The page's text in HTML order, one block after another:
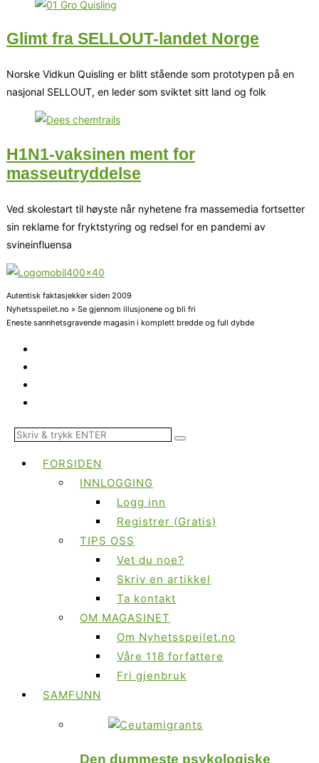
Glimt fra SELLOUT-landet Norge
Norske Vidkun Quisling er blitt stående som prototypen på en
nasjonal SELLOUT, en leder som sviktet sitt land og folk
H1N1-vaksinen ment for
masseutryddelse
Ved skolestart til høyste når nyhetene fra massemedia fortsetter
sin reklame for fryktstyring og redsel for en pandemi av
svineinfluensa
Autentisk faktasjekker siden 2009
Nyhetsspeilet.no » Se gjennom illusjonene og bli fri
Eneste sannhetsgravende magasin i komplett bredde og full dybde
FORSIDEN
INNLOGGING
Logg inn
Registrer (Gratis)
TIPS OSS
Vet du noe?
Skriv en artikkel
Ta kontakt
OM MAGASINET
Om Nyhetsspeilet.no
Våre 118 forfattere
Fri gjenbruk
SAMFUNN
Den dummeste psykologiske